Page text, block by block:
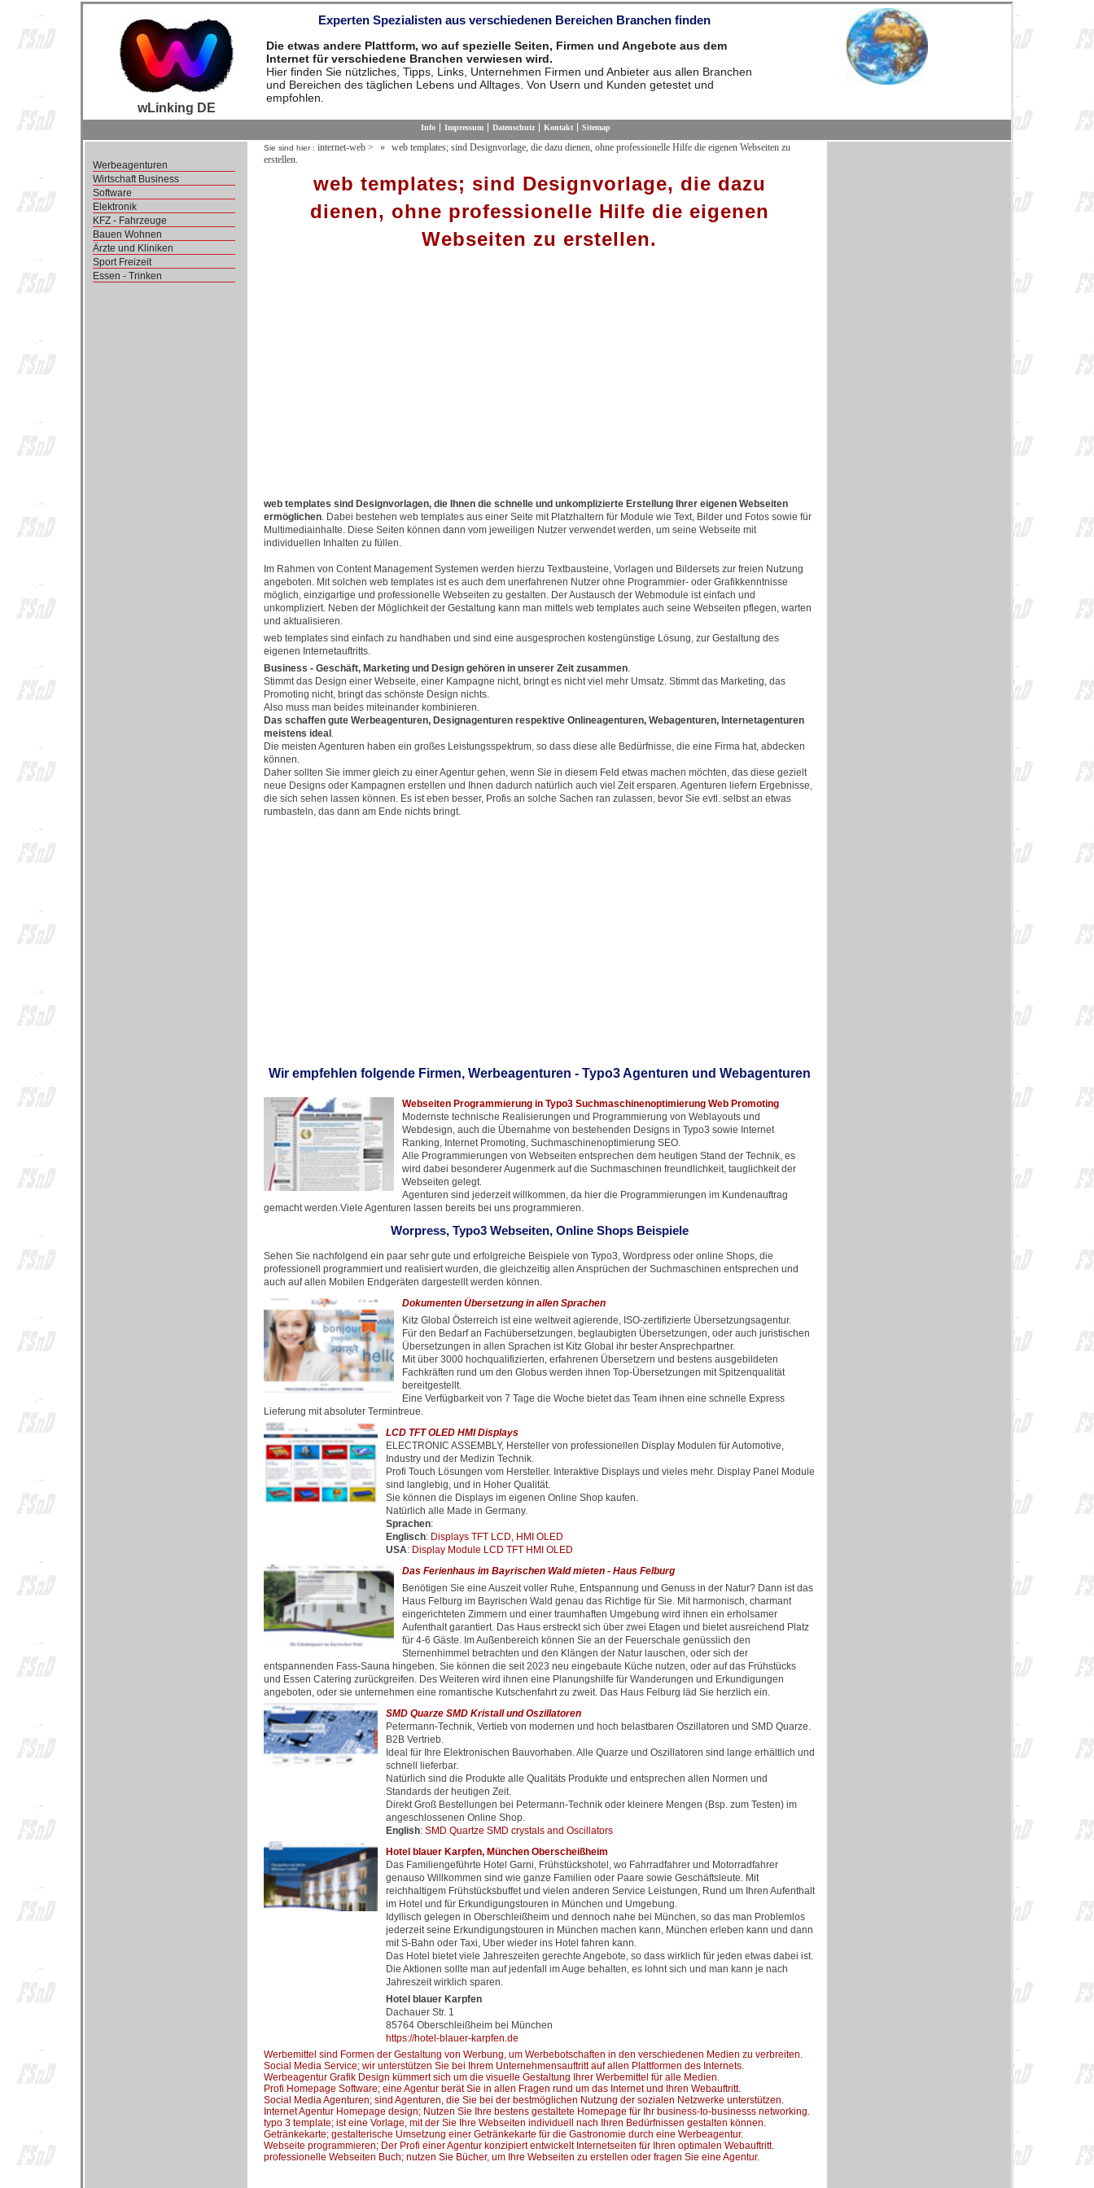
wLinking DE
Experten Spezialisten aus verschiedenen Bereichen Branchen finden
Die etwas andere Plattform, wo auf spezielle Seiten, Firmen und Angebote aus dem
Internet für verschiedene Branchen verwiesen wird.
Hier finden Sie nützliches, Tipps, Links, Unternehmen Firmen und Anbieter aus allen Branchen
und Bereichen des täglichen Lebens und Alltages. Von Usern und Kunden getestet und
empfohlen.
Info Impressum Datenschutz Kontakt Sitemap
Werbeagenturen
Wirtschaft Business
Software
Elektronik
KFZ - Fahrzeuge
Bauen Wohnen
Ärzte und Kliniken
Sport Freizeit
Essen - Trinken
Sie sind hier : internet-web >
web templates; sind Designvorlage, die dazu dienen, ohne professionelle Hilfe die eigenen Webseiten zu
erstellen.
web templates; sind Designvorlage, die dazu
dienen, ohne professionelle Hilfe die eigenen
Webseiten zu erstellen.
web templates sind Designvorlagen, die Ihnen die schnelle und unkomplizierte Erstellung Ihrer eigenen Webseiten
ermöglichen. Dabei bestehen web templates aus einer Seite mit Platzhaltern für Module wie Text, Bilder und Fotos sowie für
Multimediainhalte. Diese Seiten können dann vom jeweiligen Nutzer verwendet werden, um seine Webseite mit
individuellen Inhalten zu füllen.
Im Rahmen von Content Management Systemen werden hierzu Textbausteine, Vorlagen und Bildersets zur freien Nutzung
angeboten. Mit solchen web templates ist es auch dem unerfahrenen Nutzer ohne Programmier- oder Grafikkenntnisse
möglich, einzigartige und professionelle Webseiten zu gestalten. Der Austausch der Webmodule ist einfach und
unkompliziert. Neben der Möglichkeit der Gestaltung kann man mittels web templates auch seine Webseiten pflegen, warten
und aktualisieren.
web templates sind einfach zu handhaben und sind eine ausgesprochen kostengünstige Lösung, zur Gestaltung des
eigenen Internetauftritts.
Business - Geschäft, Marketing und Design gehören in unserer Zeit zusammen.
Stimmt das Design einer Webseite, einer Kampagne nicht, bringt es nicht viel mehr Umsatz. Stimmt das Marketing, das
Promoting nicht, bringt das schönste Design nichts.
Also muss man beides miteinander kombinieren.
Das schaffen gute Werbeagenturen, Designagenturen respektive Onlineagenturen, Webagenturen, Internetagenturen
meistens ideal .
Die meisten Agenturen haben ein großes Leistungsspektrum, so dass diese alle Bedürfnisse, die eine Firma hat, abdecken
können.
Daher sollten Sie immer gleich zu einer Agentur gehen, wenn Sie in diesem Feld etwas machen möchten, das diese gezielt
neue Designs oder Kampagnen erstellen und Ihnen dadurch natürlich auch viel Zeit ersparen. Agenturen liefern Ergebnisse,
die sich sehen lassen können. Es ist eben besser, Profis an solche Sachen ran zulassen, bevor Sie evtl. selbst an etwas
rumbasteln, das dann am Ende nichts bringt.
Wir empfehlen folgende Firmen, Werbeagenturen - Typo3 Agenturen und Webagenturen
Webseiten Programmierung in Typo3 Suchmaschinenoptimierung Web Promoting
Modernste technische Realisierungen und Programmierung von Weblayouts und
Webdesign, auch die Übernahme von bestehenden Designs in Typo3 sowie Internet
Ranking, Internet Promoting, Suchmaschinenoptimierung SEO.
Alle Programmierungen von Webseiten entsprechen dem heutigen Stand der Technik, es
wird dabei besonderer Augenmerk auf die Suchmaschinen freundlichkeit, tauglichkeit der
Webseiten gelegt.
Agenturen sind jederzeit willkommen, da hier die Programmierungen im Kundenauftrag
gemacht werden.Viele Agenturen lassen bereits bei uns programmieren.
Worpress, Typo3 Webseiten, Online Shops Beispiele
Sehen Sie nachfolgend ein paar sehr gute und erfolgreiche Beispiele von Typo3, Wordpress oder online Shops, die
professionell programmiert und realisiert wurden, die gleichzeitig allen Ansprüchen der Suchmaschinen entsprechen und
auch auf allen Mobilen Endgeräten dargestellt werden können.
Dokumenten Übersetzung in allen Sprachen
Kitz Global Österreich ist eine weltweit agierende, ISO-zertifizierte Übersetzungsagentur.
Für den Bedarf an Fachübersetzungen, beglaubigten Übersetzungen, oder auch juristischen
Übersetzungen in allen Sprachen ist Kitz Global ihr bester Ansprechpartner.
Mit über 3000 hochqualifizierten, erfahrenen Übersetzern und bestens ausgebildeten
Fachkräften rund um den Globus werden ihnen Top-Übersetzungen mit Spitzenqualität
bereitgestellt.
Eine Verfügbarkeit von 7 Tage die Woche bietet das Team ihnen eine schnelle Express
Lieferung mit absoluter Termintreue.
LCD TFT OLED HMI Displays
ELECTRONIC ASSEMBLY, Hersteller von professionellen Display Modulen für Automotive,
Industry und der Medizin Technik.
Profi Touch Lösungen vom Hersteller. Interaktive Displays und vieles mehr. Display Panel Module
sind langlebig, und in Hoher Qualität.
Sie können die Displays im eigenen Online Shop kaufen.
Natürlich alle Made in Germany.
Sprachen:
Englisch: Displays TFT LCD, HMI OLED
USA: Display Module LCD TFT HMI OLED
Das Ferienhaus im Bayrischen Wald mieten - Haus Felburg
Benötigen Sie eine Auszeit voller Ruhe, Entspannung und Genuss in der Natur? Dann ist das
Haus Felburg im Bayrischen Wald genau das Richtige für Sie. Mit harmonisch, charmant
eingerichteten Zimmern und einer traumhaften Umgebung wird ihnen ein erholsamer
Aufenthalt garantiert. Das Haus erstreckt sich über zwei Etagen und bietet ausreichend Platz
für 4-6 Gäste. Im Außenbereich können Sie an der Feuerschale genüsslich den
Sternenhimmel betrachten und den Klängen der Natur lauschen, oder sich der
entspannenden Fass-Sauna hingeben. Sie können die seit 2023 neu eingebaute Küche nutzen, oder auf das Frühstücks
und Essen Catering zurückgreifen. Des Weiteren wird ihnen eine Planungshilfe für Wanderungen und Erkundigungen
angeboten, oder sie unternehmen eine romantische Kutschenfahrt zu zweit. Das Haus Felburg läd Sie herzlich ein.
SMD Quarze SMD Kristall und Oszillatoren
Petermann-Technik, Vertieb von modernen und hoch belastbaren Oszillatoren und SMD Quarze.
B2B Vertrieb.
Ideal für Ihre Elektronischen Bauvorhaben. Alle Quarze und Oszillatoren sind lange erhältlich und
schnell lieferbar.
Natürlich sind die Produkte alle Qualitäts Produkte und entsprechen allen Normen und
Standards der heutigen Zeit.
Direkt Groß Bestellungen bei Petermann-Technik oder kleinere Mengen (Bsp. zum Testen) im
angeschlossenen Online Shop.
English: SMD Quartze SMD crystals and Oscillators
Hotel blauer Karpfen, München Oberscheißheim
Das Familiengeführte Hotel Garni, Frühstückshotel, wo Fahrradfahrer und Motorradfahrer
genauso Willkommen sind wie ganze Familien oder Paare sowie Geschäftsleute. Mit
reichhaltigem Frühstücksbuffet und vielen anderen Service Leistungen, Rund um Ihren Aufenthalt
im Hotel und für Erkundigungstouren in München und Umgebung.
Idyllisch gelegen in Oberschleißheim und dennoch nahe bei München, so das man Problemlos
jederzeit seine Erkundigungstouren in München machen kann, München erleben kann und dann
mit S-Bahn oder Taxi, Uber wieder ins Hotel fahren kann.
Das Hotel bietet viele Jahreszeiten gerechte Angebote, so dass wirklich für jeden etwas dabei ist.
Die Aktionen sollte man auf jedenfall im Auge behalten, es lohnt sich und man kann je nach
Jahreszeit wirklich sparen.
Hotel blauer Karpfen
Dachauer Str. 1
85764 Oberschleißheim bei München
https://hotel-blauer-karpfen.de
Werbemittel sind Formen der Gestaltung von Werbung, um Werbebotschaften in den verschiedenen Medien zu verbreiten.
Social Media Service; wir unterstützen Sie bei Ihrem Unternehmensauftritt auf allen Plattformen des Internets.
Werbeagentur Grafik Design kümmert sich um die visuelle Gestaltung Ihrer Werbemittel für alle Medien.
Profi Homepage Software; eine Agentur berät Sie in allen Fragen rund um das Internet und Ihren Webauftritt.
Social Media Agenturen; sind Agenturen, die Sie bei der bestmöglichen Nutzung der sozialen Netzwerke unterstützen.
Internet Agentur Homepage design; Nutzen Sie Ihre bestens gestaltete Homepage für Ihr business-to-businesss networking.
typo 3 template; ist eine Vorlage, mit der Sie Ihre Webseiten individuell nach Ihren Bedürfnissen gestalten können.
Getränkekarte; gestalterische Umsetzung einer Getränkekarte für die Gastronomie durch eine Werbeagentur.
Webseite programmieren; Der Profi einer Agentur konzipiert entwickelt Internetseiten für Ihren optimalen Webauftritt.
professionelle Webseiten Buch; nutzen Sie Bücher, um Ihre Webseiten zu erstellen oder fragen Sie eine Agentur.